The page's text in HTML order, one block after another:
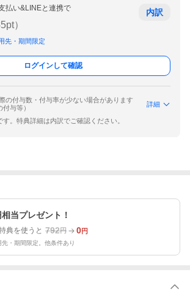
払い&LINEと連携で
pt）
先・期間限定
内訳
ログインして確認
の付与数・付与率が少ない場合があります
付与等）
詳細
。特典詳細は内訳でご確認ください。
当プレゼント！
典を使うと 792円 0円
・期間限定。他条件あり